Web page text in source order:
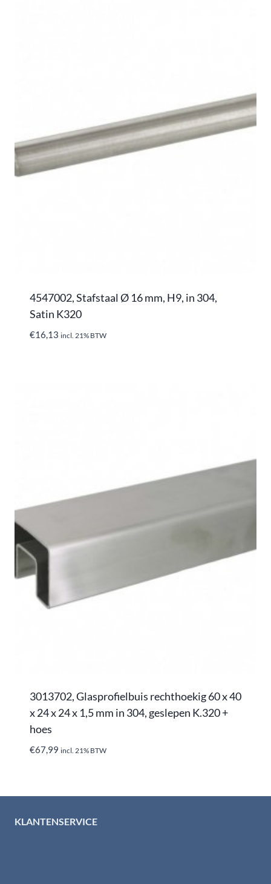
4547002, Stafstaal Ø 16 mm, H9, in 304,
Satin K320
€16,13 incl. 21% BTW
3013702, Glasprofielbuis rechthoekig 60 x 40
x 24 x 24 x 1,5 mm in 304, geslepen K.320 +
hoes
€67,99 incl. 21% BTW
KLANTENSERVICE